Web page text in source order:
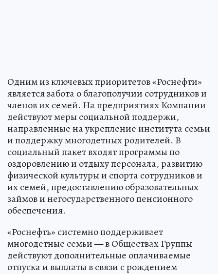
Одним из ключевых приоритетов «Роснефти»
является забота о благополучии сотрудников и
членов их семей. На предприятиях Компании
действуют меры социальной поддержи,
направленные на укрепление института семьи
и поддержку многодетных родителей. В
социальный пакет входят программы по
оздоровлению и отдыху персонала, развитию
физической культуры и спорта сотрудников и
их семей, предоставлению образовательных
займов и негосударственного пенсионного
обеспечения.
«Роснефть» системно поддерживает
многодетные семьи — в Обществах Группы
действуют дополнительные оплачиваемые
отпуска и выплаты в связи с рождением